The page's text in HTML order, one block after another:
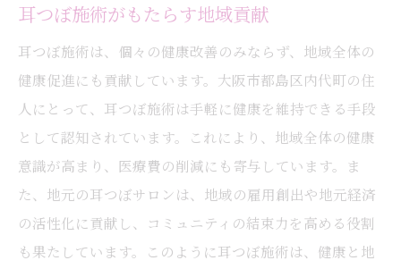
耳つぼ施術がもたらす地域貢献
耳つぼ施術は、個々の健康改善のみならず、地域全体の
健康促進にも貢献しています。大阪市都島区内代町の住
人にとって、耳つぼ施術は手軽に健康を維持できる手段
として認知されています。これにより、地域全体の健康
意識が高まり、医療費の削減にも寄与しています。ま
た、地元の耳つぼサロンは、地域の雇用創出や地元経済
の活性化に貢献し、コミュニティの結束力を高める役割
も果たしています。このように耳つぼ施術は、健康と地